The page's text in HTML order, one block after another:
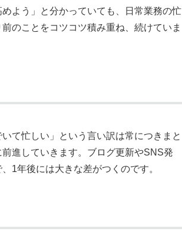
よう」と分かっていても、日常業務の忙
のことをコツコツ積み重ね、続けていま
て忙しい」という言い訳は常につきまと
進していきます。ブログ更新やSNS発
1年後には大きな差がつくのです。